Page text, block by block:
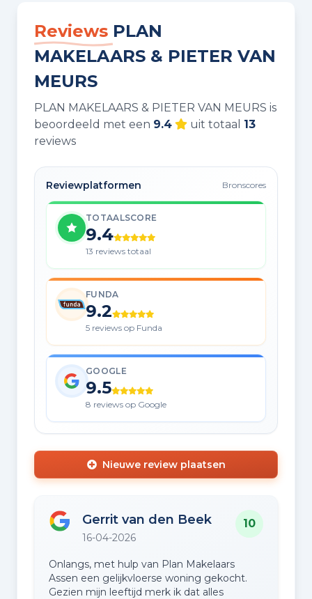
Reviews PLAN
MAKELAARS & PIETER VAN
MEURS
PLAN MAKELAARS & PIETER VAN MEURS is
beoordeeld met een 9.4 uit totaal 13
reviews
Reviewplatformen Bronscores
TOTAALSCORE
9.4
13 reviews totaal
FUNDA
9.2
5 reviews op Funda
GOOGLE
9.5
8 reviews op Google
Nieuwe review plaatsen
Gerrit van den Beek
16-04-2026
10
Onlangs, met hulp van Plan Makelaars
Assen een gelijkvloerse woning gekocht.
Gezien mijn leeftijd merk ik dat alles